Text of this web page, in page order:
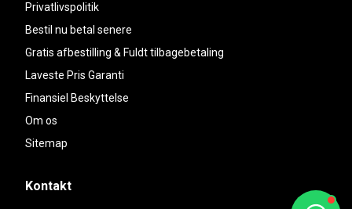
Privatlivspolitik
Bestil nu betal senere
Gratis afbestilling & Fuldt tilbagebetaling
Laveste Pris Garanti
Finansiel Beskyttelse
Om os
Sitemap
Kontakt